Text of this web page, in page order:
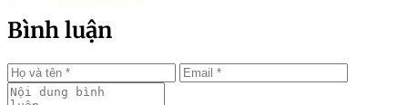
Bình luận